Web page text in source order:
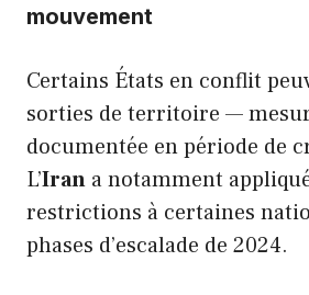
mouvement
Certains États en conflit
sorties de territoire —
documentée en période de
L’Iran a notamment
restrictions à certaines
phases d’escalade de 2024.